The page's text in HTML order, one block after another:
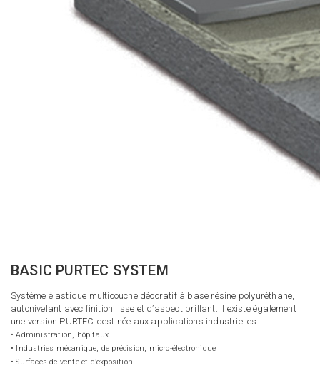
BASIC PURTEC SYSTEM
Système élastique multicouche décoratif à base résine polyuréthane,
autonivelant avec finition lisse et d’aspect brillant. Il existe également
une version PURTEC destinée aux applications industrielles.
• Administration, hôpitaux
• Industries mécanique, de précision, micro-électronique
• Surfaces de vente et d’exposition